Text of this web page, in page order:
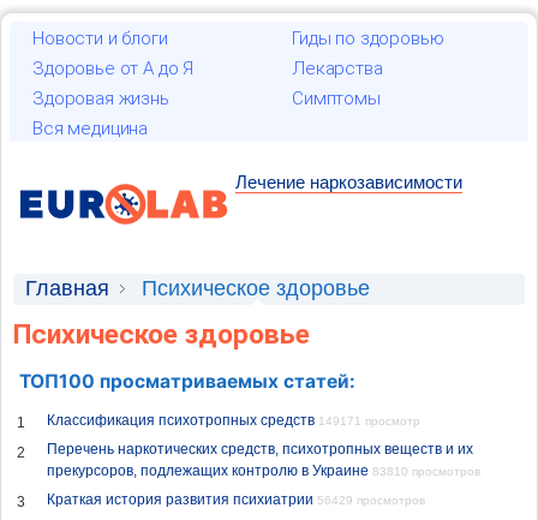
Новости и блоги
Гиды по здоровью
Здоровье от А до Я
Лекарства
Здоровая жизнь
Симптомы
Вся медицина
Лечение наркозависимости
Главная Психическое здоровье
Психическое здоровье
ТОП100 просматриваемых статей:
1 Классификация психотропных средств 149171 просмотр
2
Перечень наркотических средств, психотропных веществ и их
прекурсоров, подлежащих контролю в Украине 83810 просмотров
3 Краткая история развития психиатрии 56429 просмотров